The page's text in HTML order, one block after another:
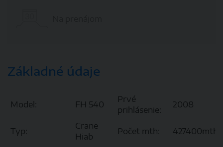
Základné údaje
Model: FH 540
Prvé
prihlásenie:
2008
Typ:
Crane
Hiab
Počet mth: 427400mth